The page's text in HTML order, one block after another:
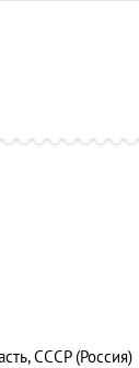
СССР (Россия)